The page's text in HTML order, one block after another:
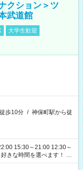
クション＞ツ
武道館
大学生歓迎
歩10分 / 神保町駅から徒
15:30～21:00 12:30～